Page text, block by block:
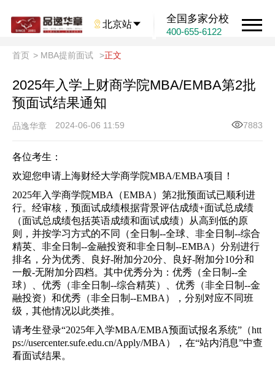
北京站 全国多家分校
400-655-6122
首页 > MBA提前面试 >正文
2025年入学上财商学院MBA/EMBA第2批
预面试结果通知
品逸华章 2024-06-06 11:59 7883
各位考生：
欢迎您申请上海财经大学商学院MBA/EMBA项目！
2025年入学商学院MBA（EMBA）第2批预面试已顺利进
行。经审核，预面试成绩根据背景评估成绩+面试总成绩
（面试总成绩包括英语成绩和面试成绩）从高到低的原
则，并按学习方式的不同（全日制--全球、非全日制--综合
精英、非全日制--金融投资和非全日制--EMBA）分别进行
排名，分为优秀、良好-附加分20分、良好-附加分10分和
一般-无附加分四档。其中优秀分为：优秀（全日制--全
球）、优秀（非全日制--综合精英）、优秀（非全日制--金
融投资）和优秀（非全日制--EMBA），分别对应不同班
级，其他情况以此类推。
请考生登录“2025年入学MBA/EMBA预面试报名系统”（htt
ps://usercenter.sufe.edu.cn/Apply/MBA），在“站内消息”中查
看面试结果。